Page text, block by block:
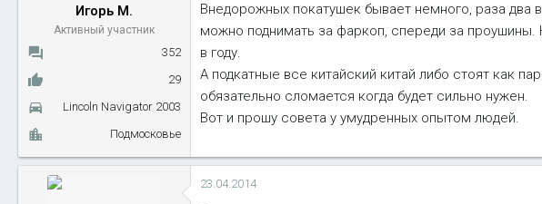
Игорь М.
Активный участник
352
29
Lincoln Navigator 2003
Подмосковье
Внедорожных покатушек бывает немного, раза два
можно поднимать за фаркоп, спереди за проушины.
в году.
А подкатные все китайский китай либо стоят как
обязательно сломается когда будет сильно нужен.
Вот и прошу совета у умудренных опытом людей.
23.04.2014